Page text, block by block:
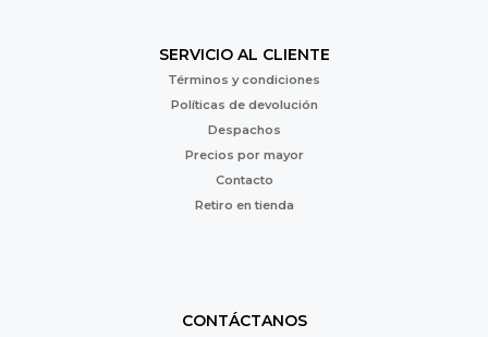
SERVICIO AL CLIENTE
Términos y condiciones
Políticas de devolución
Despachos
Precios por mayor
Contacto
Retiro en tienda
CONTÁCTANOS